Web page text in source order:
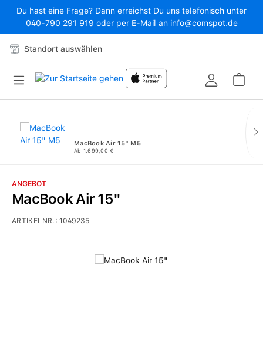
Zum Hauptinhalt springen
Du hast eine Frage? Dann erreichst Du uns telefonisch unter
040-790 291 919 oder per E-Mail an info@comspot.de
Standort auswählen
MacBook Air 15" M5
Ab 1.699,00 €
Bildergalerie überspringen
ANGEBOT
MacBook Air 15"
ARTIKELNR.:1049235